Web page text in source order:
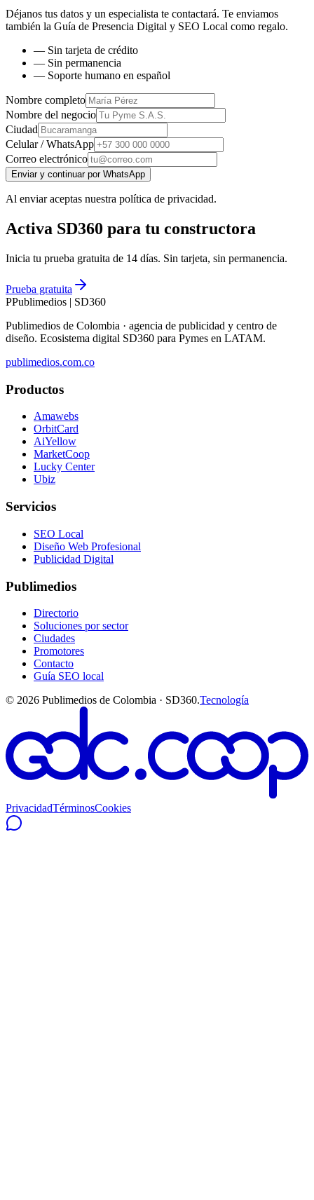
Déjanos tus datos y un especialista te contactará. Te enviamos
también la Guía de Presencia Digital y SEO Local como regalo.
— Sin tarjeta de crédito
— Sin permanencia
— Soporte humano en español
Nombre completo
Nombre del negocio
Ciudad
Celular / WhatsApp
Correo electrónico
Enviar y continuar por WhatsApp
Al enviar aceptas nuestra política de privacidad.
Activa SD360 para tu constructora
Inicia tu prueba gratuita de 14 días. Sin tarjeta, sin permanencia.
Prueba gratuita
PPublimedios | SD360
Publimedios de Colombia · agencia de publicidad y centro de
diseño. Ecosistema digital SD360 para Pymes en LATAM.
publimedios.com.co
Productos
Amawebs
OrbitCard
AiYellow
MarketCoop
Lucky Center
Ubiz
Servicios
SEO Local
Diseño Web Profesional
Publicidad Digital
Publimedios
Directorio
Soluciones por sector
Ciudades
Promotores
Contacto
Guía SEO local
© 2026 Publimedios de Colombia · SD360.Tecnología
PrivacidadTérminosCookies